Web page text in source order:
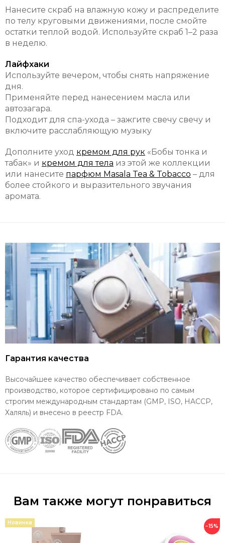
Нанесите скраб на влажную кожу и распределите
по телу круговыми движениями, после смойте
остатки теплой водой. Используйте скраб 1–2 раза
в неделю.
Лайфхаки
Используйте вечером, чтобы снять напряжение
дня.
Применяйте перед нанесением масла или
автозагара.
Подходит для спа-ухода – зажгите свечу свечу и
включите расслабляющую музыку
Дополните уход кремом для рук «Бобы тонка и
табак» и кремом для тела из этой же коллекции
или нанесите парфюм Masala Tea & Tobacco – для
более стойкого и выразительного звучания
аромата.
Гарантия качества
Высочайшее качество обеспечивает собственное
производство, которое сертифицировано по самым
строгим международным стандартам (GMP, ISO, HACCP,
Халяль) и внесено в реестр FDA.
Вам также могут понравиться
Новинка
−15%